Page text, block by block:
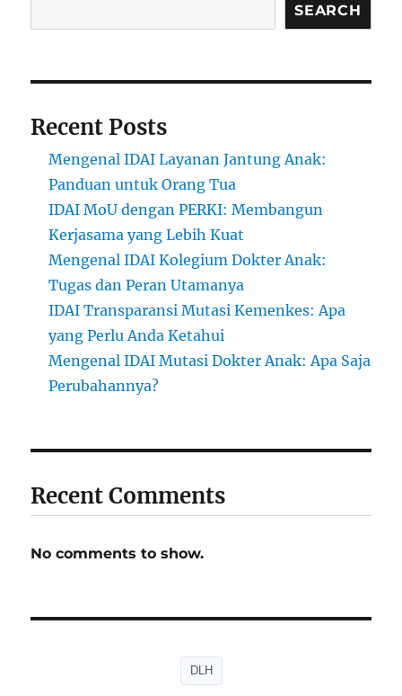
SEARCH
Recent Posts
Mengenal IDAI Layanan Jantung Anak:
Panduan untuk Orang Tua
IDAI MoU dengan PERKI: Membangun
Kerjasama yang Lebih Kuat
Mengenal IDAI Kolegium Dokter Anak:
Tugas dan Peran Utamanya
IDAI Transparansi Mutasi Kemenkes: Apa
yang Perlu Anda Ketahui
Mengenal IDAI Mutasi Dokter Anak: Apa Saja
Perubahannya?
Recent Comments
No comments to show.
DLH